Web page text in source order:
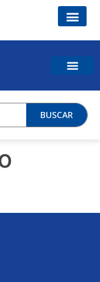
BUSCAR